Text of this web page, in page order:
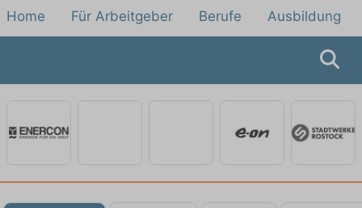
Home Für Arbeitgeber Berufe Ausbildung